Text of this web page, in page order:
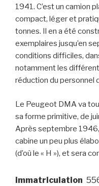
1941. C’est un camion
compact, léger et
tonnes. Il en a été
exemplaires jusqu’en
conditions difficiles,
notamment les
réduction du personnel
Le Peugeot DMA va
sa forme primitive, de
Après septembre
cabine un peu plus
(d’où le « H »), et sera
immatriculation